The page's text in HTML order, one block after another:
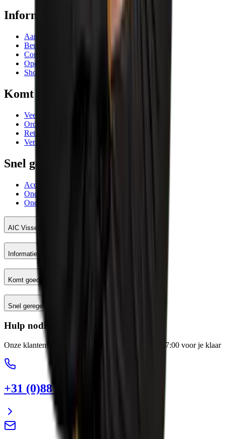
Informatie
Aanbiedingen
Beurzen en evenementen
Contactgegevens
Openingstijden
Showrooms
Komt goed
Veelgestelde vragen
Orderafhandeling
Retourneren
Verzending
Snel geregeld
Account AIC Visser
Onderhoud meetinstrumenten
Onderhoud en reparatie machines
AIC Visser
Informatie
Komt goed
Snel geregeld
Hulp nodig?
Onze klantenservice staat elke werkdag van 8:00-17:00 voor je klaar
+31 (0)88 13 43 600